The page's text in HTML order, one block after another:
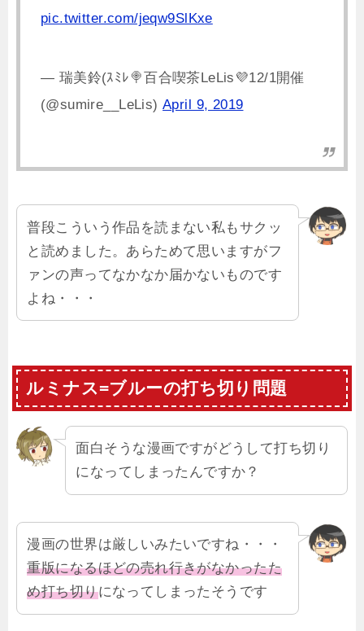
pic.twitter.com/jeqw9SlKxe
— 瑞美鈴(ｽﾐﾚ🍭百合喫茶LeLis💜12/1開催
(@sumire__LeLis)April 9, 2019
普段こういう作品を読まない私もサクッ
と読めました。あらためて思いますがフ
ァンの声ってなかなか届かないものです
よね・・・
ルミナス=ブルーの打ち切り問題
面白そうな漫画ですがどうして打ち切り
になってしまったんですか？
漫画の世界は厳しいみたいですね・・・
重版になるほどの売れ行きがなかったた
め打ち切りになってしまったそうです